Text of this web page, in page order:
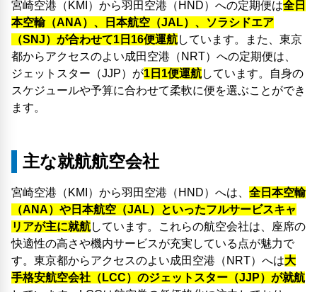
宮崎空港（KMI）から羽田空港（HND）への定期便は全日
本空輸（ANA）、日本航空（JAL）、ソラシドエア
（SNJ）が合わせて1日16便運航しています。また、東京
都からアクセスのよい成田空港（NRT）への定期便は、
ジェットスター（JJP）が1日1便運航しています。自身の
スケジュールや予算に合わせて柔軟に便を選ぶことができ
ます。
主な就航航空会社
宮崎空港（KMI）から羽田空港（HND）へは、 全日本空輸
（ANA）や日本航空（JAL）といったフルサービスキャ
リアが主に就航しています。これらの航空会社は、座席の
快適性の高さや機内サービスが充実している点が魅力で
す。東京都からアクセスのよい成田空港（NRT）へは大
手格安航空会社（LCC）のジェットスター（JJP）が就航